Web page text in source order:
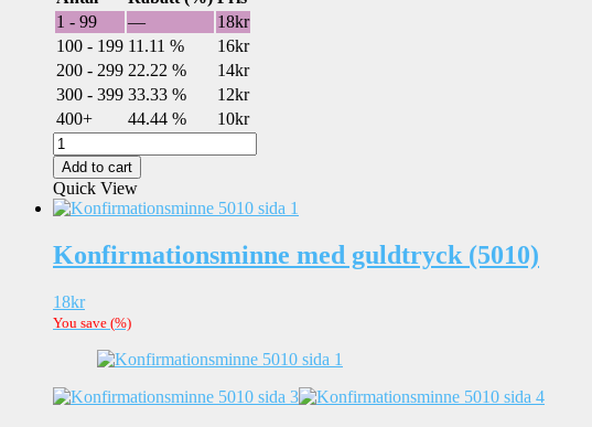
1 - 99
— 18kr
100 - 199 11.11 % 16kr
200 - 299 22.22 % 14kr
300 - 399 33.33 % 12kr
400+
44.44 % 10kr
Fadderbrev
med
guldtryck
(5030)
quantity
Add to cart
Quick View
Konfirmationsminne med guldtryck (5010)
18kr
You save (%)